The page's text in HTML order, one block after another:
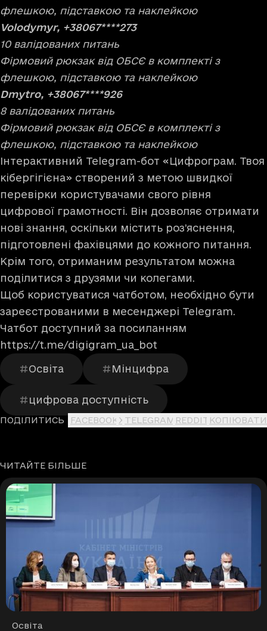
флешкою, підставкою та наклейкою
Volodymyr, +38067****273
10 валідованих питань
Фірмовий рюкзак від ОБСЄ в комплекті з
флешкою, підставкою та наклейкою
Dmytro, +38067****926
8 валідованих питань
Фірмовий рюкзак від ОБСЄ в комплекті з
флешкою, підставкою та наклейкою
Інтерактивний Telegram-бот «Цифрограм. Твоя
кібергігієна» створений з метою швидкої
перевірки користувачами свого рівня
цифрової грамотності. Він дозволяє отримати
нові знання, оскільки містить роз’яснення,
підготовлені фахівцями до кожного питання.
Крім того, отриманим результатом можна
поділитися з друзями чи колегами.
Щоб користуватися чатботом, необхідно бути
зареєстрованими в месенджері Telegram.
Чатбот доступний за посиланням
https://t.me/digigram_ua_bot
Освіта Мінцифра
цифрова доступність
ПОДІЛИТИСЬ FACEBOOK X TELEGRAM REDDIT КОПІЮВАТИ
ЧИТАЙТЕ БІЛЬШЕ
Рубрики
Освіта